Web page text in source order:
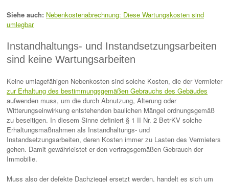
Siehe auch: Nebenkostenabrechnung: Diese Wartungskosten sind
umlegbar
Instandhaltungs- und Instandsetzungsarbeiten
sind keine Wartungsarbeiten
Keine umlagefähigen Nebenkosten sind solche Kosten, die der Vermieter
zur Erhaltung des bestimmungsgemäßen Gebrauchs des Gebäudes
aufwenden muss, um die durch Abnutzung, Alterung oder
Witterungseinwirkung entstehenden baulichen Mängel ordnungsgemäß
zu beseitigen. In diesem Sinne definiert § 1 II Nr. 2 BetrKV solche
Erhaltungsmaßnahmen als Instandhaltungs- und
Instandsetzungsarbeiten, deren Kosten immer zu Lasten des Vermieters
gehen. Damit gewährleistet er den vertragsgemäßen Gebrauch der
Immobilie.
Muss also der defekte Dachziegel ersetzt werden, handelt es sich um